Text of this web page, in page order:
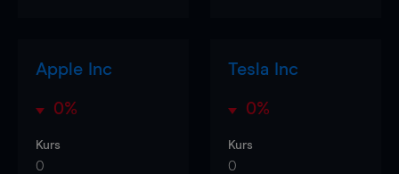
Apple Inc
0%
Kurs
0
Tesla Inc
0%
Kurs
0